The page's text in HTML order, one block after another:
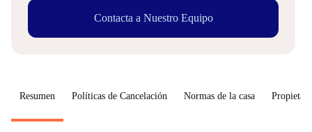
Contacta a Nuestro Equipo
Resumen Políticas de Cancelación Normas de la casa